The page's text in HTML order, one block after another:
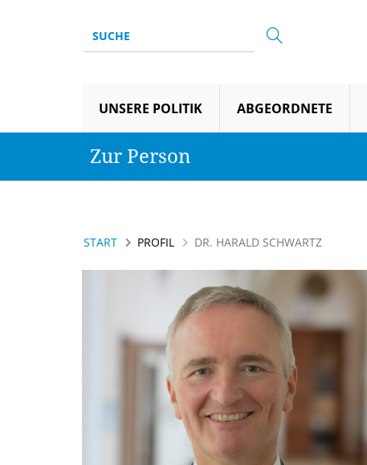
UNSERE POLITIK ABGEORDNETE
Zur Person
START PROFIL DR. HARALD SCHWARTZ